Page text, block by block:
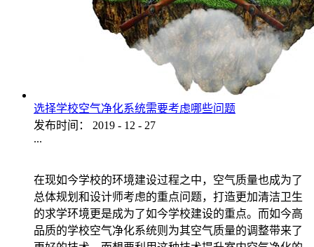
选择学校空气净化系统需要考虑哪些问题
发布时间：
2019 - 12 - 27
...
在现如今学校的环境建设过程之中，空气质量也成为了
总体规划和设计师考虑的重点问题，打造更加清洁卫生
的求学环境更是成为了如今学校建设的重点。而如今高
品质的学校空气净化系统则为其空气质量的调整带来了